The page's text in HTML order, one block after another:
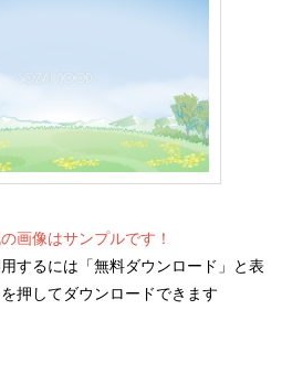
の画像はサンプルです！
するには「無料ダウンロード」と表
押してダウンロードできます